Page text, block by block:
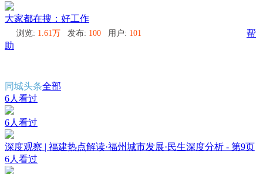
大家都在搜：好工作
浏览: 1.61万 发布: 100 用户: 101
帮
助
同城头条全部
6人看过
6人看过
深度观察 | 福建热点解读·福州城市发展·民生深度分析 - 第9页
6人看过